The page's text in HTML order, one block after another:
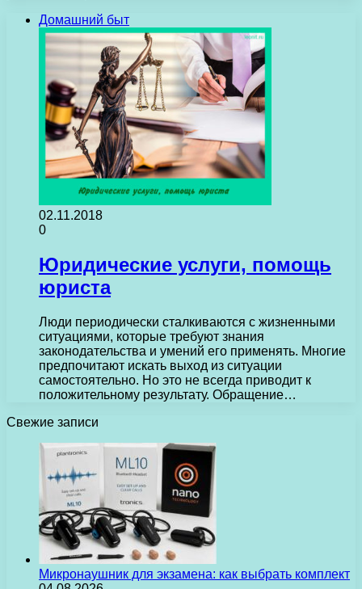
Домашний быт
02.11.2018
0
Юридические услуги, помощь
юриста
Люди периодически сталкиваются с жизненными
ситуациями, которые требуют знания
законодательства и умений его применять. Многие
предпочитают искать выход из ситуации
самостоятельно. Но это не всегда приводит к
положительному результату. Обращение…
Свежие записи
Микронаушник для экзамена: как выбрать комплект